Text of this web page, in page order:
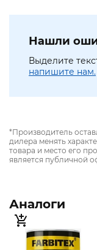
Нашли
Выделите
напишите нам.
*Производитель
дилера менять
товара и место его
является публичной
Аналоги